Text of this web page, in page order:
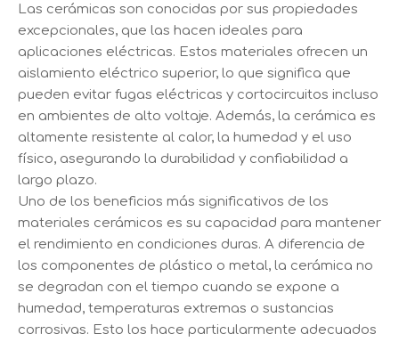
Las cerámicas son conocidas por sus propiedades
excepcionales, que las hacen ideales para
aplicaciones eléctricas. Estos materiales ofrecen un
aislamiento eléctrico superior, lo que significa que
pueden evitar fugas eléctricas y cortocircuitos incluso
en ambientes de alto voltaje. Además, la cerámica es
altamente resistente al calor, la humedad y el uso
físico, asegurando la durabilidad y confiabilidad a
largo plazo.
Uno de los beneficios más significativos de los
materiales cerámicos es su capacidad para mantener
el rendimiento en condiciones duras. A diferencia de
los componentes de plástico o metal, la cerámica no
se degradan con el tiempo cuando se expone a
humedad, temperaturas extremas o sustancias
corrosivas. Esto los hace particularmente adecuados